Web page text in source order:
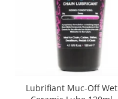
Lubrifiant Muc-Off Wet